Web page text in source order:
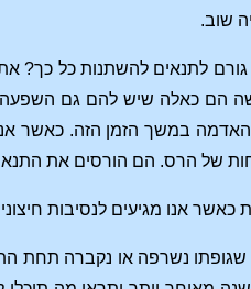
שוב.
לתנאים להשתנות כל כך?
הם כאלה שיש להם גם
האדמה במשך הזמן הזה. כאשר
של הרס. הם הורסים את
כאשר אנו מגיעים לנסיבות
שגופתו נשרפה או נקברה תחת